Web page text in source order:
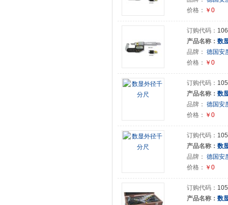
价格： ￥0
订购代码：
产品名称： 数
品牌： 德国安
价格： ￥0
订购代码：
产品名称： 数
品牌： 德国安
价格： ￥0
订购代码：
产品名称： 数
品牌： 德国安
价格： ￥0
订购代码：
产品名称： 数